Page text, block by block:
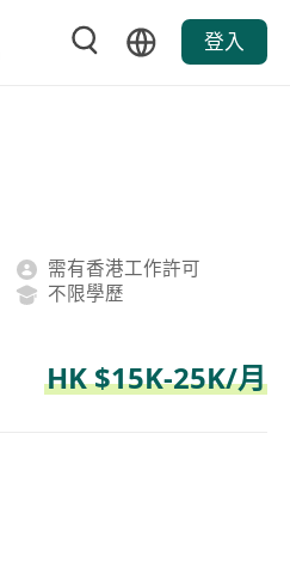
登入
需有香港工作許可
不限學歷
HK $15K-25K/月